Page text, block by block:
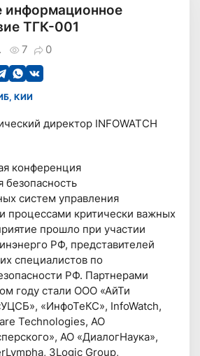
информационное
ТГК-001
7 0
ИБ, КИИ
директор INFOWATCH
конференция
систем управления
процессами критически важных
прошло при участии
РФ, представителей
специалистов по
РФ. Партнерами
году стали ООО «АйТи
«ИнфоТеКС», InfoWatch,
Technologies, АО
АО «ДиалогНаука»,
3Logic Group,